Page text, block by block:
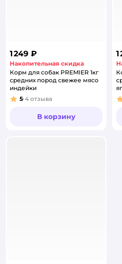
1 249 ₽
Накопительная скидка
Корм для собак PREMIER 1кг
средних пород свежее мясо
индейки
Рейтинг:
5 4 отзыва
В корзину